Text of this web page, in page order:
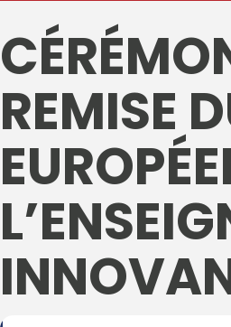
REMISE